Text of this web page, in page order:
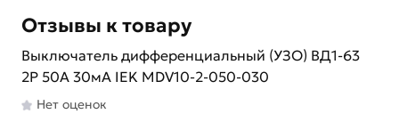
Отзывы к товару
Выключатель дифференциальный (УЗО) ВД1-63
2Р 50А 30мА IEK MDV10-2-050-030
Нет оценок